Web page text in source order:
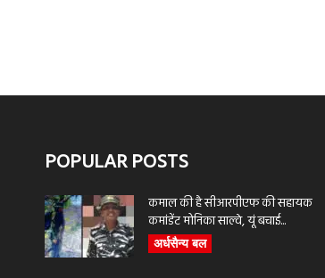
POPULAR POSTS
कमाल की है सीआरपीएफ की सहायक
कमांडेंट मोनिका साल्वे, यूं बचाई...
अर्धसैन्य बल